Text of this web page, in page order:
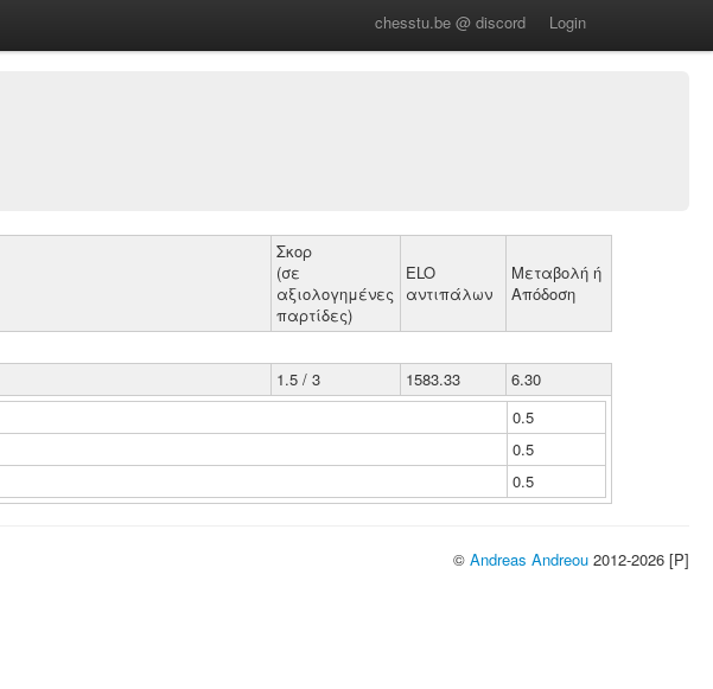
chesstu.be @ discord Login
Σκορ
(σε
αξιολογημένες
παρτίδες)
ELO
αντιπάλων
Μεταβολή ή
Απόδοση
1.5 / 3 1583.33
6.30
0.5
0.5
0.5
© Andreas Andreou 2012-2026 [P]